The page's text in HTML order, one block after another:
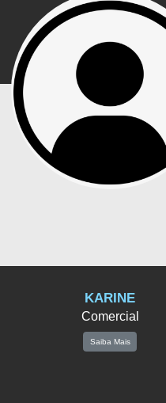
inovadoras
pelo desejo de unir os
para criar um ambiente que estimule
Sua capacidade de conectar pessoas e
em impulsionar o progresso e a
KARINE
Comercial
Saiba Mais